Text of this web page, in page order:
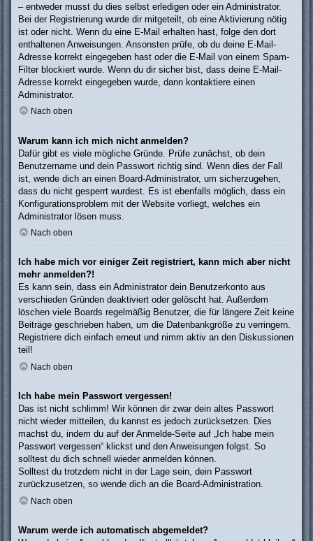
– entweder musst du dies selbst erledigen oder ein Administrator.
Bei der Registrierung wurde dir mitgeteilt, ob eine Aktivierung nötig
ist oder nicht. Wenn du eine E-Mail erhalten hast, folge den dort
enthaltenen Anweisungen. Ansonsten prüfe, ob du deine E-Mail-
Adresse korrekt eingegeben hast oder die E-Mail von einem Spam-
Filter blockiert wurde. Wenn du dir sicher bist, dass deine E-Mail-
Adresse korrekt eingegeben wurde, dann kontaktiere einen
Administrator.
Nach oben
Warum kann ich mich nicht anmelden?
Dafür gibt es viele mögliche Gründe. Prüfe zunächst, ob dein
Benutzername und dein Passwort richtig sind. Wenn dies der Fall
ist, wende dich an einen Board-Administrator, um sicherzugehen,
dass du nicht gesperrt wurdest. Es ist ebenfalls möglich, dass ein
Konfigurationsproblem mit der Website vorliegt, welches ein
Administrator lösen muss.
Nach oben
Ich habe mich vor einiger Zeit registriert, kann mich aber nicht
mehr anmelden?!
Es kann sein, dass ein Administrator dein Benutzerkonto aus
verschieden Gründen deaktiviert oder gelöscht hat. Außerdem
löschen viele Boards regelmäßig Benutzer, die für längere Zeit keine
Beiträge geschrieben haben, um die Datenbankgröße zu verringern.
Registriere dich einfach erneut und nimm aktiv an den Diskussionen
teil!
Nach oben
Ich habe mein Passwort vergessen!
Das ist nicht schlimm! Wir können dir zwar dein altes Passwort
nicht wieder mitteilen, du kannst es jedoch zurücksetzen. Dies
machst du, indem du auf der Anmelde-Seite auf „Ich habe mein
Passwort vergessen“ klickst und den Anweisungen folgst. So
solltest du dich schnell wieder anmelden können.
Solltest du trotzdem nicht in der Lage sein, dein Passwort
zurückzusetzen, so wende dich an die Board-Administration.
Nach oben
Warum werde ich automatisch abgemeldet?